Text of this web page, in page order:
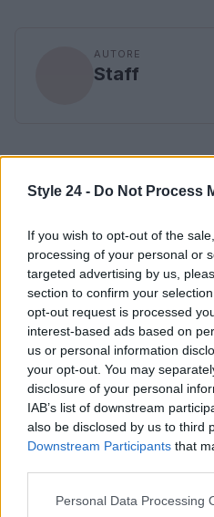
Style 24 - Do Not Process
If you wish to opt-out of the
processing of your personal or
targeted advertising by us,
section to confirm your
opt-out request is processed
interest-based ads based on
us or personal information
your opt-out. You may
disclosure of your personal
IAB’s list of downstream
also be disclosed by us to third
Downstream Participants that
Please note that this website/
Personal Data Processing
AUTORE
Staff